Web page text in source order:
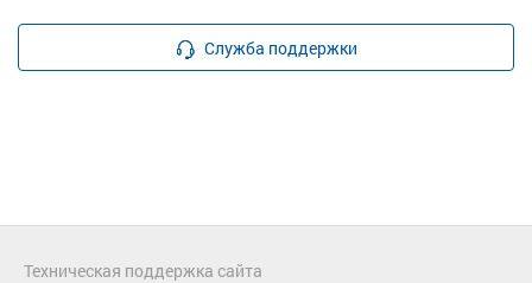
Служба поддержки
Техническая поддержка сайта